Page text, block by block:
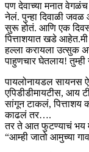
पण देवाच्या मनात
नेलं. पुन्हा दिवाळी
सुरू होतं. आणि एक दिवस
पित्ताशयात खडे आहेत.मी
हल्ला करायला उत्सुक
पाहुणचार घेतलाय!
पायलोनायडल सायनस
एपिडीडीमायटीस, आय
सांगून टाकलं, पित्ताशय
काढलं तर….
तर ते आत फुटण्याचं भय
“आम्ही जातो आमुच्या